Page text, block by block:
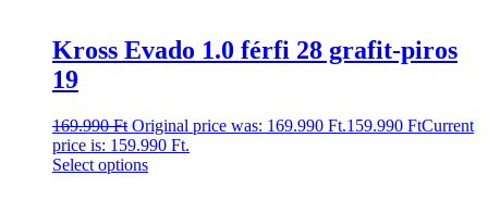
Kross Evado 1.0 férfi 28 grafit-piros
19
169.990Ft Original price was: 169.990 Ft.159.990 FtCurrent
price is: 159.990 Ft.
Select options